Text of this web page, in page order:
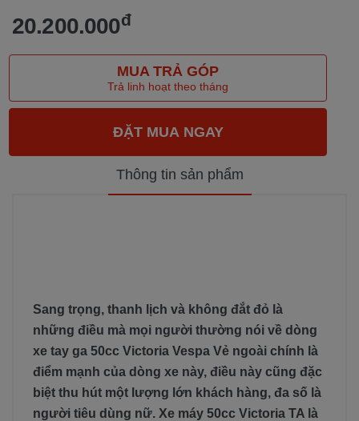
20.200.000đ
MUA TRẢ GÓP
Trả linh hoạt theo tháng
Thông tin sản phẩm
Sang trọng, thanh lịch và không đắt đỏ là
những điều mà mọi người thường nói về dòng
xe tay ga 50cc Victoria Vespa Vẻ ngoài chính là
điểm mạnh của dòng xe này, điều này cũng đặc
biệt thu hút một lượng lớn khách hàng, đa số là
người tiêu dùng nữ. Xe máy 50cc Victoria TA là